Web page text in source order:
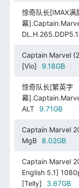
惊奇队长[IMAX满
幕
Captain Marvel
[Vio]
9.18GB
惊奇队长[繁英字
幕
ALT
9.71GB
Captain Marvel
MgB
8.02GB
Captain Marvel
English 5.1]
[Telly]
3.67GB